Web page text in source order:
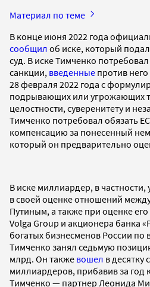
Материал по теме
В конце июня 2022 года
сообщил об иске, который
суд. В иске Тимченко
санкции, введенные против
28 февраля 2022 года с
подрывающих или угрожающих
целостности, суверенитету и
Тимченко потребовал обязать
компенсацию за понесенный
который он предварительно
В иске миллиардер, в
в своей оценке отношений
Путиным, а также при оценке его
Volga Group и акционера банка
богатых бизнесменов России по
Тимченко занял седьмую
млрд. Он также вошел в десятку
миллиардеров, прибавив за год
Тимченко — партнер Леонида